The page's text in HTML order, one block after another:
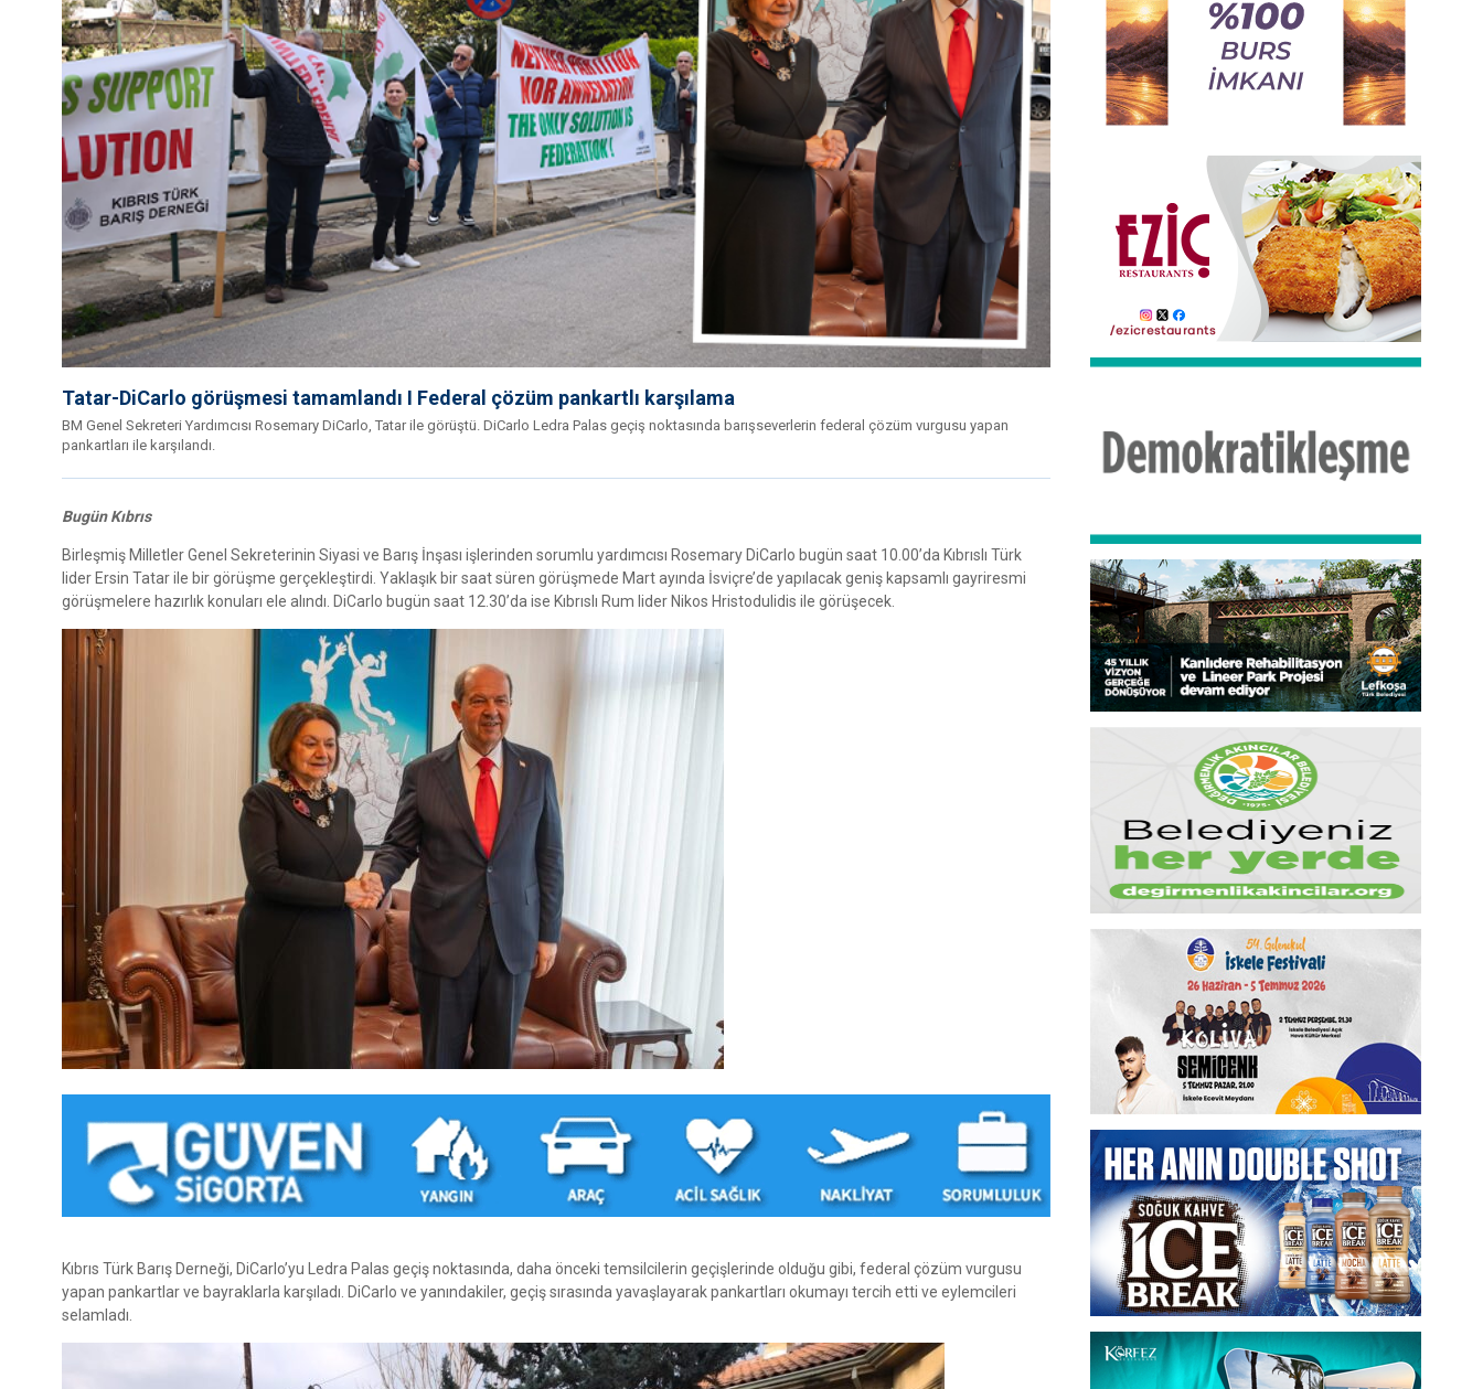
Tatar-DiCarlo görüşmesi tamamlandı I Federal çözüm pankartlı karşılama
BM Genel Sekreteri Yardımcısı Rosemary DiCarlo, Tatar ile görüştü. DiCarlo Ledra Palas geçiş noktasında barışseverlerin federal çözüm vurgusu yapan
pankartları ile karşılandı.
Bugün Kıbrıs
Birleşmiş Milletler Genel Sekreterinin Siyasi ve Barış İnşası işlerinden sorumlu yardımcısı Rosemary DiCarlo bugün saat 10.00’da Kıbrıslı Türk
lider Ersin Tatar ile bir görüşme gerçekleştirdi. Yaklaşık bir saat süren görüşmede Mart ayında İsviçre’de yapılacak geniş kapsamlı gayriresmi
görüşmelere hazırlık konuları ele alındı. DiCarlo bugün saat 12.30’da ise Kıbrıslı Rum lider Nikos Hristodulidis ile görüşecek.
Kıbrıs Türk Barış Derneği, DiCarlo’yu Ledra Palas geçiş noktasında, daha önceki temsilcilerin geçişlerinde olduğu gibi, federal çözüm vurgusu
yapan pankartlar ve bayraklarla karşıladı. DiCarlo ve yanındakiler, geçiş sırasında yavaşlayarak pankartları okumayı tercih etti ve eylemcileri
selamladı.